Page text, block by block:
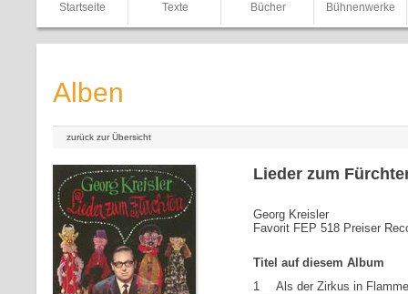
Startseite Texte Bücher Bühnenwerke
Alben
zurück zur Übersicht
Lieder zum
Georg Kreisler
Favorit FEP 518 Preiser
Titel auf diesem Album
1
Als der Zirkus in